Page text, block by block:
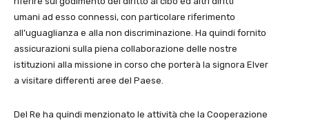
umani ad esso connessi, con particolare riferimento
all’uguaglianza e alla non discriminazione. Ha quindi fornito
assicurazioni sulla piena collaborazione delle nostre
istituzioni alla missione in corso che porterà la signora Elver
a visitare differenti aree del Paese.
Del Re ha quindi menzionato le attività che la Cooperazione